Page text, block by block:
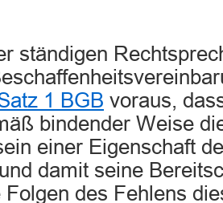
ständigen
1 BGB voraus,
bindender Weise
einer Eigenschaft
damit seine
des Fehlens